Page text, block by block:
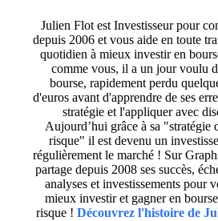
Julien Flot est Investisseur pour
depuis 2006 et vous aide en toute
quotidien à mieux investir en
comme vous, il a un jour voulu
bourse, rapidement perdu
d'euros avant d'apprendre de ses
stratégie et l'appliquer avec
Aujourd’hui grâce à sa "stratégie
risque" il est devenu un
régulièrement le marché ! Sur
partage depuis 2008 ses succès,
analyses et investissements pour
mieux investir et gagner en
risque ! Découvrez l'histoire de